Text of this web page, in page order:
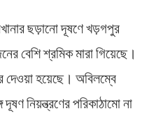
ছড়ানো দূষণে খড়গপুর
বেশি শ্রমিক মারা গিয়েছে।
দেওয়া হয়েছে। অবিলম্বে
নিয়ন্ত্রণের পরিকাঠামো না